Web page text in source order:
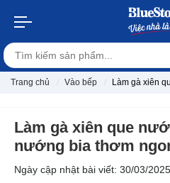
Trang chủ Vào bếp Làm gà xiên
Làm gà xiên que
nướng bia thơm
Ngày cập nhật bài viết: 30/03/2025